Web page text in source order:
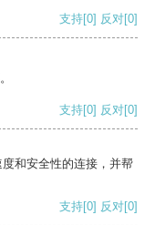
支持[0] 反对[0]
支持[0] 反对[0]
和安全性的连接，并帮
支持[0] 反对[0]